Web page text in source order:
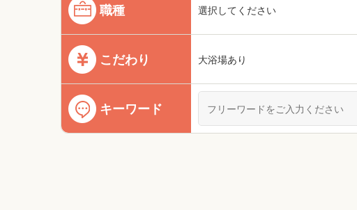
職種 選択してください
こだわり 大浴場あり
キーワード